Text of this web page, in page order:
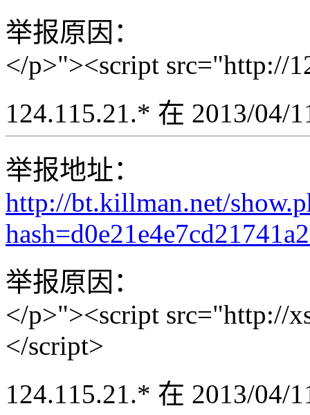
举报原因：
</p>"><script src="http://
124.115.21.* 在 2013/04/
举报地址：
http://bt.killman.net/
举报原因：
</p>"><script src="http://
</script>
124.115.21.* 在 2013/04/